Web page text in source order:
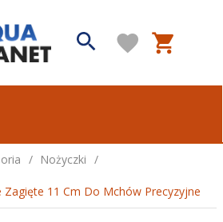
Nożyczki
Zagięte 11 Cm Do Mchów Precyzyjne